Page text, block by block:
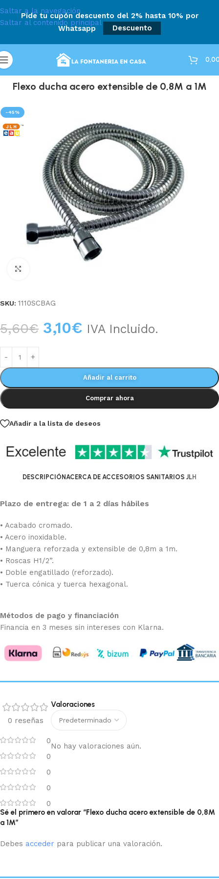
Saltar a la navegación
Saltar al contenido principal
Pide tu cupón descuento del 2% hasta 10% por
Whatsapp
Descuento
Flexo ducha acero extensible de 0,8M a 1M
-45%
SKU: 1110SCBAG
5,60€ 3,10€ IVA Incluido.
Añadir al carrito
Comprar ahora
Añadir a la lista de deseos
DESCRIPCIÓN ACERCA DE ACCESORIOS SANITARIOS JLH
Plazo de entrega: de 1 a 2 días hábiles
• Acabado cromado.
• Acero inoxidable.
• Manguera reforzada y extensible de 0,8m a 1m.
• Roscas H1/2”.
• Doble engatillado (reforzado).
• Tuerca cónica y tuerca hexagonal.
Métodos de pago y financiación
Financia en 3 meses sin intereses con Klarna.
0 reseñas
0
0
0
0
0
Valoraciones
No hay valoraciones aún.
Sé el primero en valorar “Flexo ducha acero extensible de 0,8M
a 1M”
Debes acceder para publicar una valoración.